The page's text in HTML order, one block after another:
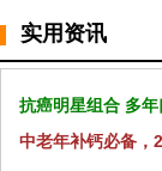
实用资讯
抗癌明星组合 多
中老年补钙必备，